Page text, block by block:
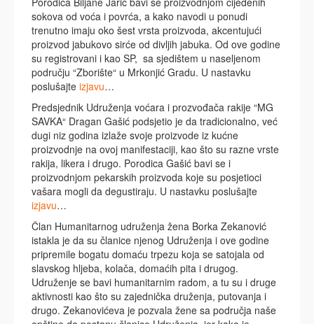
sokova od voća i povrća, a kako navodi u ponudi
trenutno imaju oko šest vrsta proizvoda, akcentujući
proizvod jabukovo sirće od divljih jabuka. Od ove godine
su registrovani i kao SP, sa sjedištem u naseljenom
području “Zborište“ u Mrkonjić Gradu. U nastavku
poslušajte izjavu…
Predsjednik Udruženja voćara i prozvođača rakije “MG
SAVKA“ Dragan Gašić podsjetio je da tradicionalno, već
dugi niz godina izlaže svoje proizvode iz kućne
proizvodnje na ovoj manifestaciji, kao što su razne vrste
rakija, likera i drugo. Porodica Gašić bavi se i
proizvodnjom pekarskih proizvoda koje su posjetioci
vašara mogli da degustiraju. U nastavku poslušajte
izjavu…
Član Humanitarnog udruženja žena Borka Zekanović
istakla je da su članice njenog Udruženja i ove godine
pripremile bogatu domaću trpezu koja se satojala od
slavskog hljeba, kolača, domaćih pita i drugog.
Udruženje se bavi humanitarnim radom, a tu su i druge
aktivnosti kao što su zajednička druženja, putovanja i
drugo. Zekanovićeva je pozvala žene sa područja naše